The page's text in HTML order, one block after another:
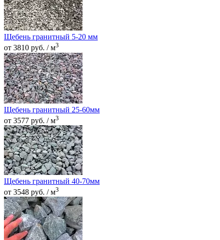
Щебень гранитный 5-20 мм
от 3810 руб. / м3
Щебень гранитный 25-60мм
от 3577 руб. / м3
Щебень гранитный 40-70мм
от 3548 руб. / м3